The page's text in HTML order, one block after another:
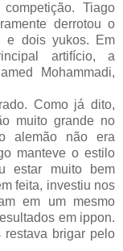
Tiago
derrotou o
e dois yukos. Em
artifício, a
Mohammadi,
Como já dito,
muito grande no
alemão não era
manteve o estilo
estar muito bem
feita, investiu nos
em um mesmo
em ippon.
restava brigar pelo